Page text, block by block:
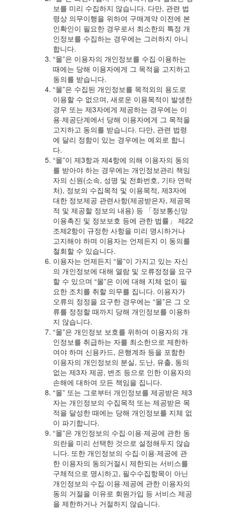
보를 미리 수집하지 않습니다. 다만, 관련 법
령상 의무이행을 위하여 구매계약 이전에 본
인확인이 필요한 경우로서 최소한의 특정 개
인정보를 수집하는 경우에는 그러하지 아니
합니다.
“몰”은 이용자의 개인정보를 수집·이용하는
때에는 당해 이용자에게 그 목적을 고지하고
동의를 받습니다.
“몰”은 수집된 개인정보를 목적외의 용도로
이용할 수 없으며, 새로운 이용목적이 발생한
경우 또는 제3자에게 제공하는 경우에는 이
용·제공단계에서 당해 이용자에게 그 목적을
고지하고 동의를 받습니다. 다만, 관련 법령
에 달리 정함이 있는 경우에는 예외로 합니
다.
“몰”이 제3항과 제4항에 의해 이용자의 동의
를 받아야 하는 경우에는 개인정보관리 책임
자의 신원(소속, 성명 및 전화번호, 기타 연락
처), 정보의 수집목적 및 이용목적, 제3자에
대한 정보제공 관련사항(제공받은자, 제공목
적 및 제공할 정보의 내용) 등 「정보통신망
이용촉진 및 정보보호 등에 관한 법률」 제22
조제2항이 규정한 사항을 미리 명시하거나
고지해야 하며 이용자는 언제든지 이 동의를
철회할 수 있습니다.
이용자는 언제든지 “몰”이 가지고 있는 자신
의 개인정보에 대해 열람 및 오류정정을 요구
할 수 있으며 “몰”은 이에 대해 지체 없이 필
요한 조치를 취할 의무를 집니다. 이용자가
오류의 정정을 요구한 경우에는 “몰”은 그 오
류를 정정할 때까지 당해 개인정보를 이용하
지 않습니다.
“몰”은 개인정보 보호를 위하여 이용자의 개
인정보를 취급하는 자를 최소한으로 제한하
여야 하며 신용카드, 은행계좌 등을 포함한
이용자의 개인정보의 분실, 도난, 유출, 동의
없는 제3자 제공, 변조 등으로 인한 이용자의
손해에 대하여 모든 책임을 집니다.
“몰” 또는 그로부터 개인정보를 제공받은 제3
자는 개인정보의 수집목적 또는 제공받은 목
적을 달성한 때에는 당해 개인정보를 지체 없
이 파기합니다.
“몰”은 개인정보의 수집·이용·제공에 관한 동
의란을 미리 선택한 것으로 설정해두지 않습
니다. 또한 개인정보의 수집·이용·제공에 관
한 이용자의 동의거절시 제한되는 서비스를
구체적으로 명시하고, 필수수집항목이 아닌
개인정보의 수집·이용·제공에 관한 이용자의
동의 거절을 이유로 회원가입 등 서비스 제공
을 제한하거나 거절하지 않습니다.